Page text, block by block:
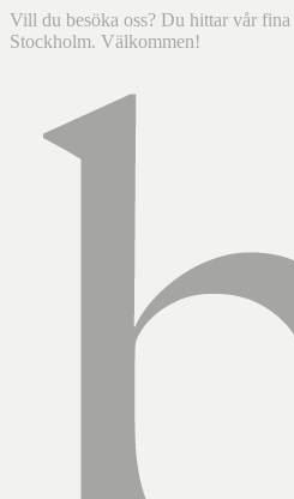
Vill du besöka oss? Du hittar vår
Stockholm. Välkommen!